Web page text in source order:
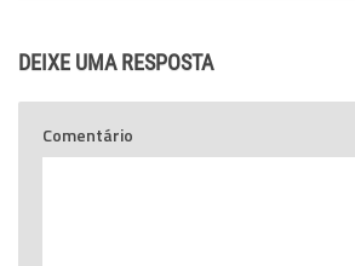
DEIXE UMA RESPOSTA
Comentário